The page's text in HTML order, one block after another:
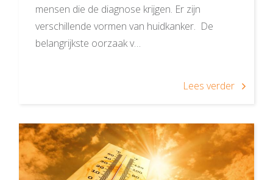
mensen die de diagnose krijgen. Er zijn
verschillende vormen van huidkanker. De
belangrijkste oorzaak v…
Lees verder